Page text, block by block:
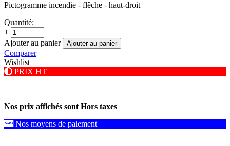
Pictogramme incendie - flêche - haut-droit
Quantité:
+
−
Ajouter au panier
Ajouter au panier
Comparer
Wishlist
PRIX HT
Nos prix affichés sont Hors taxes
Nos moyens de paiement